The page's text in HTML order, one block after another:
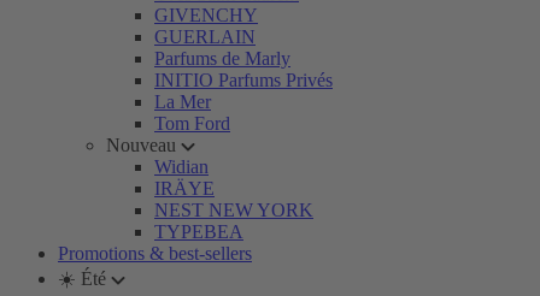
GIVENCHY
GUERLAIN
Parfums de Marly
INITIO Parfums Privés
La Mer
Tom Ford
Nouveau
Widian
IRÄYE
NEST NEW YORK
TYPEBEA
Promotions & best-sellers
☀️ Été